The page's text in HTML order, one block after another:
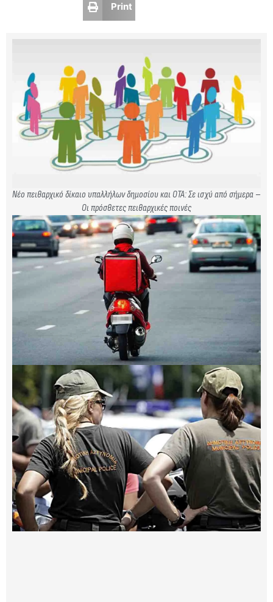
Print
Νέο πειθαρχικό δίκαιο υπαλλήλων δημοσίου και ΟΤΑ: Σε ισχύ από σήμερα –
Οι πρόσθετες πειθαρχικές ποινές